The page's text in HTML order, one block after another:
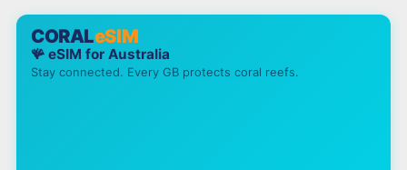
CORALeSIM
🪸 eSIM for Australia
Stay connected. Every GB protects coral reefs.